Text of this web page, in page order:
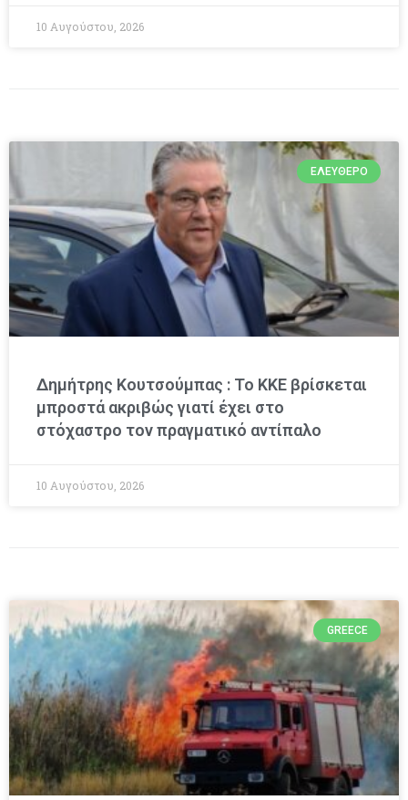
10 Αυγούστου, 2026
ΕΛΕΎΘΕΡΟ
Δημήτρης Κουτσούμπας : Το ΚΚΕ βρίσκεται
μπροστά ακριβώς γιατί έχει στο
στόχαστρο τον πραγματικό αντίπαλο
10 Αυγούστου, 2026
GREECE